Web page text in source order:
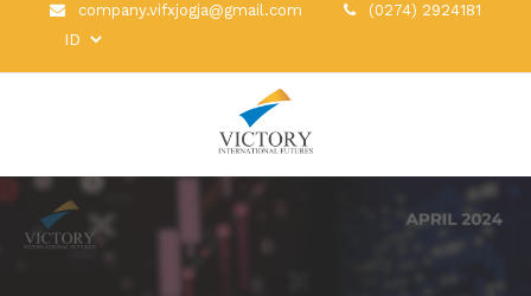
company.vifxjogja@gmail.com (0274) 2924181